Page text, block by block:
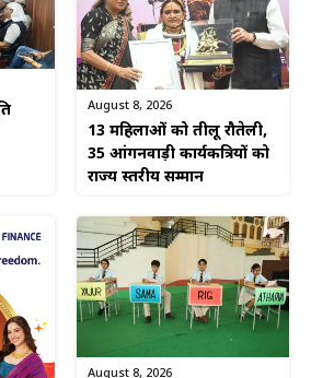
August 8, 2026
13 महिलाओं को तीलू रौतेली,
35 आंगनवाड़ी कार्यकत्रियों को
राज्य स्तरीय सम्मान
August 8, 2026